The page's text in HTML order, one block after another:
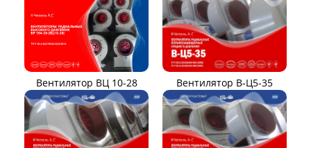
Вентилятор ВЦ 10-28 Вентилятор В-Ц5-35